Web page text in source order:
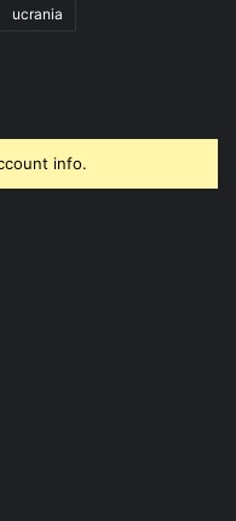
ucrania
info.